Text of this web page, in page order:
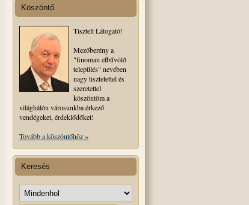
Köszöntő
Tisztelt Látogató!
Mezőberény a
"finoman elbűvölő
település" nevében
nagy tisztelettel és
szeretettel
köszöntöm a
világhálón városunkba érkező
vendégeket, érdeklődőket!
Tovább a köszöntőhöz »
Keresés
Keresés helye